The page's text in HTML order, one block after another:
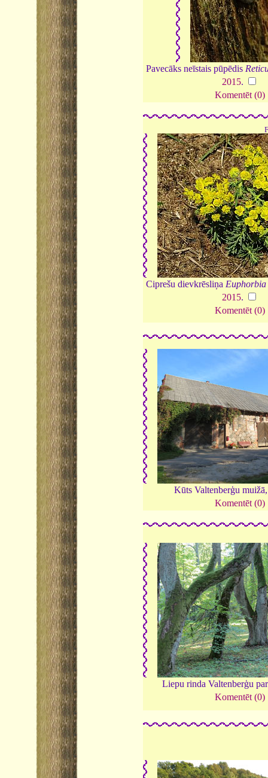
Pavecāks neīstais pūpēdis
2015.
Komentēt (0)
Ciprešu dievkrēsliņa Euphorbia
2015.
Komentēt (0)
Kūts Valtenberģu
Komentēt (0)
Liepu rinda Valtenberģu
Komentēt (0)